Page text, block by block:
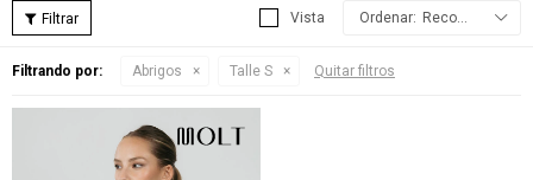
Recomendados
Filtrando por: Abrigos Talle S Quitar filtros